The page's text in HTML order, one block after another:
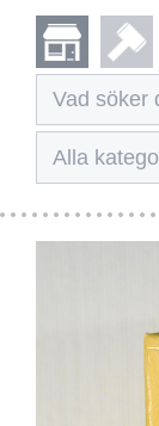
Alla